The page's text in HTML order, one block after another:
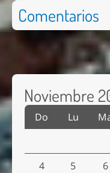
Comentarios
Noviembre
Do Lu
4
5 6